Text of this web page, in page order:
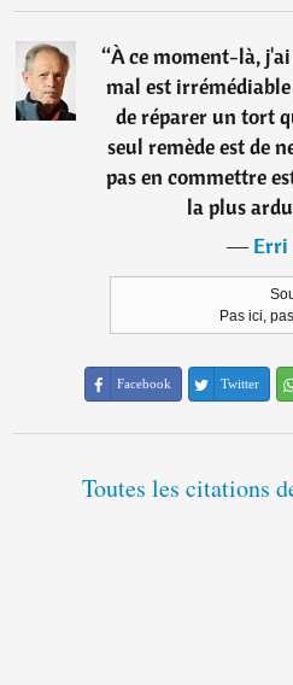
“À ce moment-là,
mal est
de réparer un tort
seul remède est de
pas en commettre
la plus
―Erri
Pas ici,
Facebook Twitter
Toutes les citations